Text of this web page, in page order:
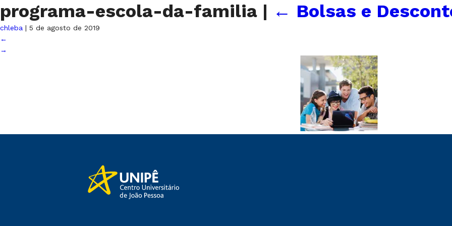
programa-escola-da-familia | ← Bolsas e
chleba | 5 de agosto de 2019
←
→